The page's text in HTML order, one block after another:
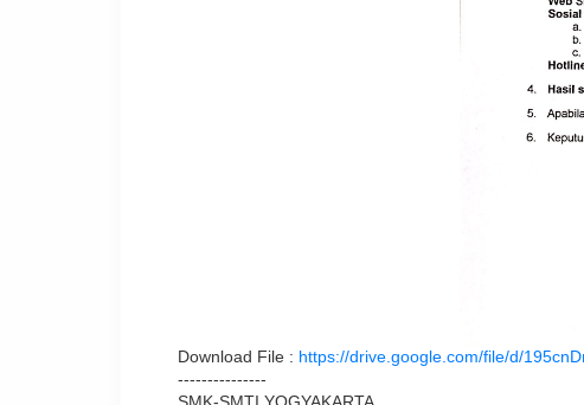
Download File : https://drive.google.com/file/d/
---------------